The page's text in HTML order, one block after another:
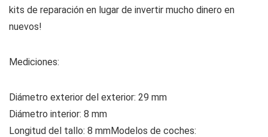
kits de reparación en lugar de invertir mucho dinero en
nuevos!
Mediciones:
Diámetro exterior del exterior: 29 mm
Diámetro interior: 8 mm
Longitud del tallo: 8 mmModelos de coches: